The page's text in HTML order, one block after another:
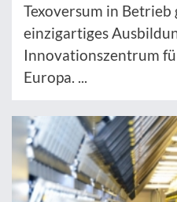
Texoversum in Betrieb
einzigartiges
Innovationszentrum
Europa. ...